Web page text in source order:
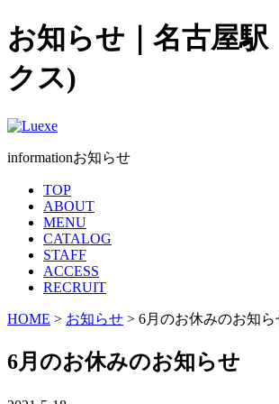
お知らせ｜名古屋
クス)
informationお知らせ
TOP
ABOUT
MENU
CATALOG
STAFF
ACCESS
RECRUIT
HOME > お知らせ > 6月のお休みのお知ら
6月のお休みのお知らせ